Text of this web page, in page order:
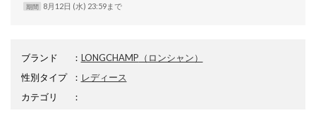
期間 8月12日 (水) 23:59まで
ブランド ： LONGCHAMP （ロンシャン）
性別タイプ
： レディース
カテゴリ
：